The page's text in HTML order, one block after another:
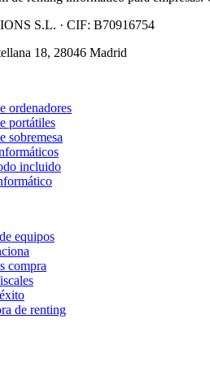
S.L. · CIF: B70916754
18, 28046 Madrid
ordenadores
portátiles
sobremesa
incluido
equipos
compra
de renting